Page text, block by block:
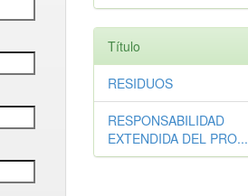
Título
RESIDUOS
RESPONSABILIDAD
EXTENDIDA DEL PRO...